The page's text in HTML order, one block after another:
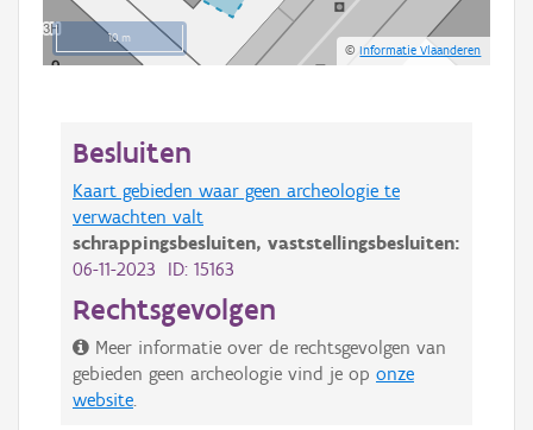
10 m
©Informatie Vlaanderen
Besluiten
Kaart gebieden waar geen archeologie te
verwachten valt
schrappingsbesluiten, vaststellingsbesluiten:
06-11-2023 ID: 15163
Rechtsgevolgen
Meer informatie over de rechtsgevolgen van
gebieden geen archeologie vind je op onze
website.